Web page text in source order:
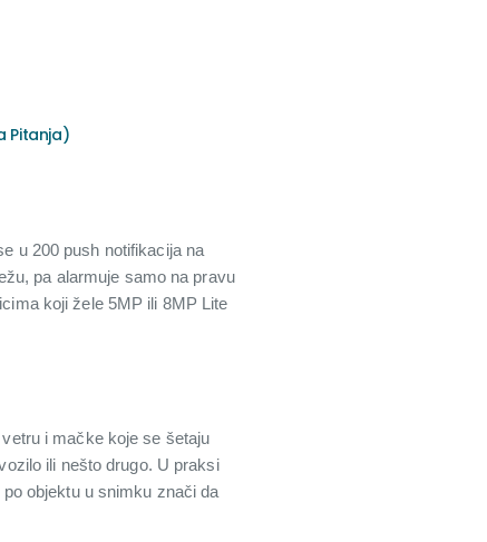
Pitanja)
u 200 push notifikacija na
pa alarmuje samo na pravu
koji žele 5MP ili 8MP Lite
i mačke koje se šetaju
ili nešto drugo. U praksi
objektu u snimku znači da